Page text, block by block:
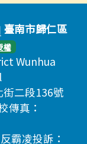
臺南市歸仁區
權
Wunhua
二段136號
傳真：
霸凌投訴：